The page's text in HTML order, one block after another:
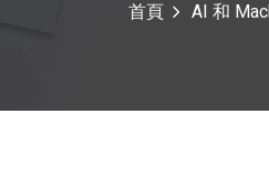
首頁 AI 和